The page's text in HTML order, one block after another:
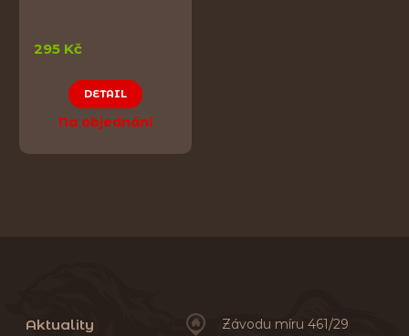
295 Kč
DETAIL
Na objednání
Aktuality
Závodu míru 461/29